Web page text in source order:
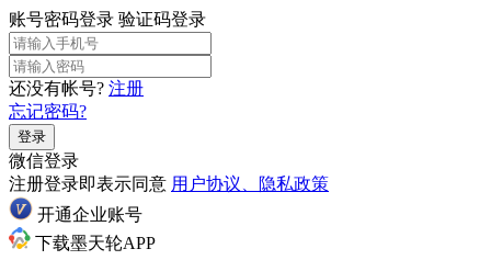
账号密码登录 验证码登录
还没有帐号? 注册
忘记密码?
登录
微信登录
注册登录即表示同意 用户协议、隐私政策
开通企业账号
下载墨天轮APP